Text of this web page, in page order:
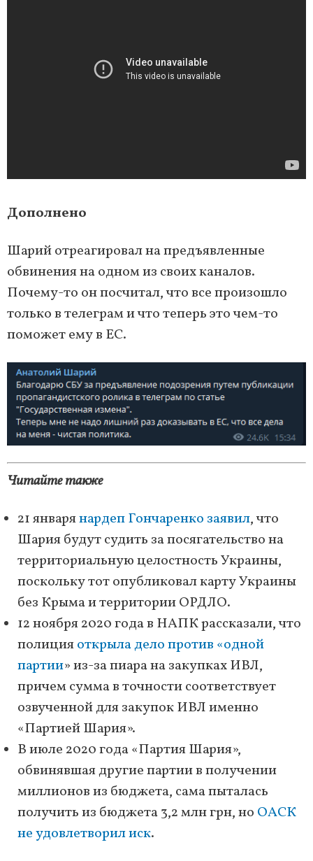
Дополнено
Шарий отреагировал на предъявленные
обвинения на одном из своих каналов.
Почему-то он посчитал, что все произошло
только в телеграм и что теперь это чем-то
поможет ему в ЕС.
Читайте также
21 январянардеп Гончаренко заявил, что
Шария будут судить за посягательство на
территориальную целостность Украины,
поскольку тот опубликовал карту Украины
без Крыма и территории ОРДЛО.
12 ноября 2020 года в НАПК рассказали, что
полицияоткрыла дело против «одной
партии» из-за пиара на закупках ИВЛ,
причем сумма в точности соответствует
озвученной для закупок ИВЛ именно
«Партией Шария».
В июле 2020 года «Партия Шария»,
обвинявшая другие партии в получении
миллионов из бюджета, сама пыталась
получить из бюджета 3,2 млн грн, но ОАСК
не удовлетворил иск.